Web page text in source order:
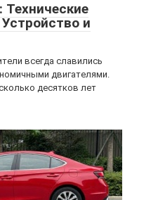
Технические
и
всегда славились
двигателями.
десятков лет